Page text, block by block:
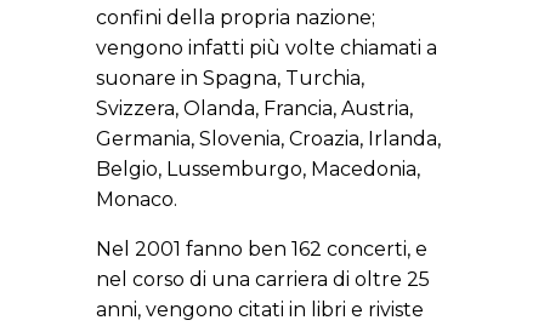
confini della propria nazione;
vengono infatti più volte chiamati a
suonare in Spagna, Turchia,
Svizzera, Olanda, Francia, Austria,
Germania, Slovenia, Croazia, Irlanda,
Belgio, Lussemburgo, Macedonia,
Monaco.
Nel 2001 fanno ben 162 concerti, e
nel corso di una carriera di oltre 25
anni, vengono citati in libri e riviste